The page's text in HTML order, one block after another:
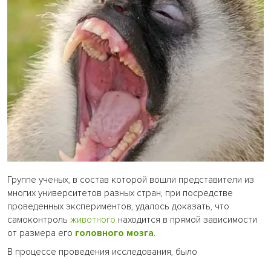
Группе ученых, в состав которой вошли представители из
многих университетов разных стран, при посредстве
проведенных экспериментов, удалось доказать, что
самоконтроль животного находится в прямой зависимости
от размера его головного мозга.
В процессе проведения исследования, было